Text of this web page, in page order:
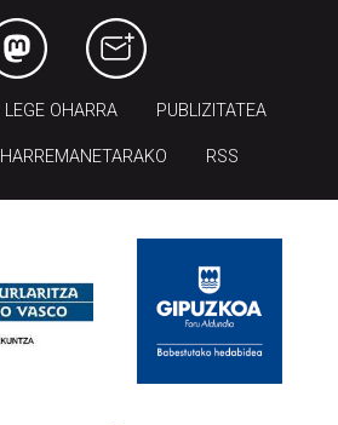
LEGE OHARRA PUBLIZITATEA
HARREMANETARAKO RSS